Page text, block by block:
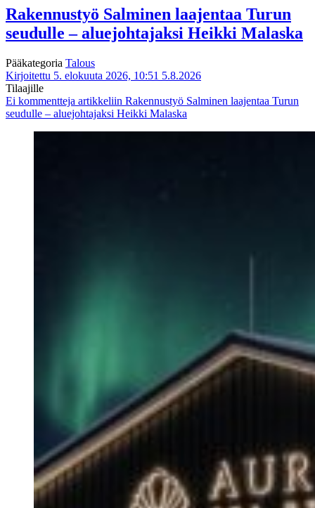
Rakennustyö Salminen laajentaa Turun
seudulle – aluejohtajaksi Heikki Malaska
Pääkategoria Talous
Kirjoitettu 5. elokuuta 2026, 10:51 5.8.2026
Tilaajille
Ei kommentteja artikkeliin Rakennustyö Salminen laajentaa Turun
seudulle – aluejohtajaksi Heikki Malaska